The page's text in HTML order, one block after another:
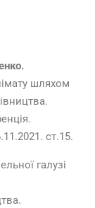
шляхом
ст.15.
галузі